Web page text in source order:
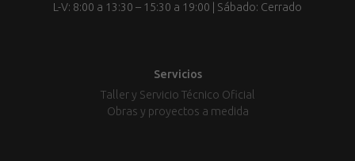
L-V: 8:00 a 13:30 – 15:30 a 19:00 | Sábado: Cerrado
Servicios
Taller y Servicio Técnico Oficial
Obras y proyectos a medida